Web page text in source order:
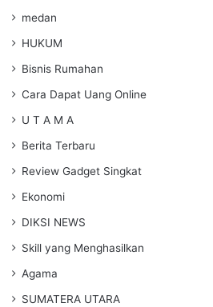
medan
HUKUM
Bisnis Rumahan
Cara Dapat Uang Online
U T A M A
Berita Terbaru
Review Gadget Singkat
Ekonomi
DIKSI NEWS
Skill yang Menghasilkan
Agama
SUMATERA UTARA